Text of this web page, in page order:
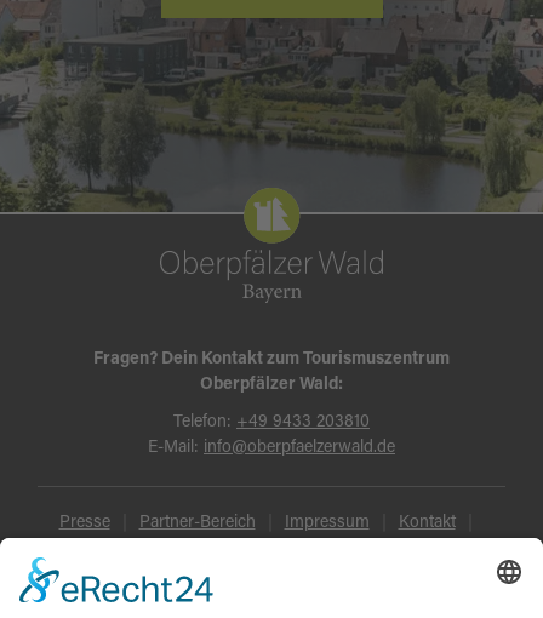
Fragen? Dein Kontakt zum Tourismuszentrum
Oberpfälzer Wald:
Telefon: +49 9433 203810
E-Mail: info@oberpfaelzerwald.de
Presse Partner-Bereich Impressum Kontakt
Datenschutz